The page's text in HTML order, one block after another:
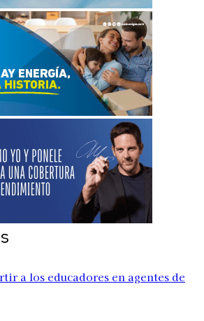
a los educadores en agentes de